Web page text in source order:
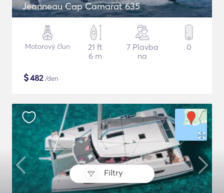
Filtry
Jeanneau Cap Camarat 635
Motorový člun
21 ft
6 m
7 Plavba
na
0
$482/den